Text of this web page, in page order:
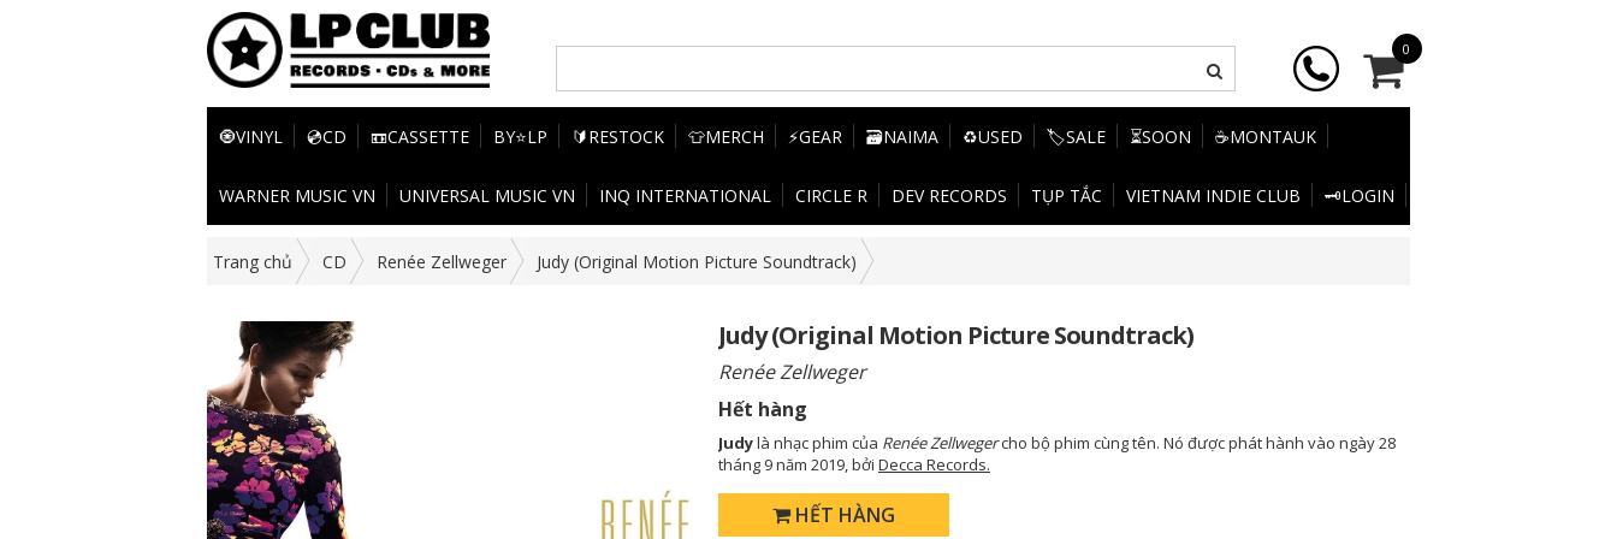
0
🧿VINYL 💿CD 📼CASSETTE BY⭐LP 🔰RESTOCK 👕MERCH ⚡GEAR 🗃️NAIMA ♻️USED 🏷️SALE ⏳SOON ☕MONTAUK
WARNER MUSIC VN UNIVERSAL MUSIC VN INQ INTERNATIONAL CIRCLE R DEV RECORDS TỤP TẮC VIETNAM INDIE CLUB 🗝️LOGIN
Trang chủ CD Renée Zellweger Judy (Original Motion Picture Soundtrack)
Judy (Original Motion Picture Soundtrack)
Renée Zellweger
Hết hàng
Judylà nhạc phim của Renée Zellwegercho bộ phim cùng tên. Nó được phát hành vào ngày 28
tháng 9 năm 2019, bởi Decca Records.
HẾT HÀNG